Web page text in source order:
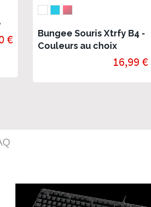
€
Bungee Souris Xtrfy B4 -
Couleurs au choix
16,99 €